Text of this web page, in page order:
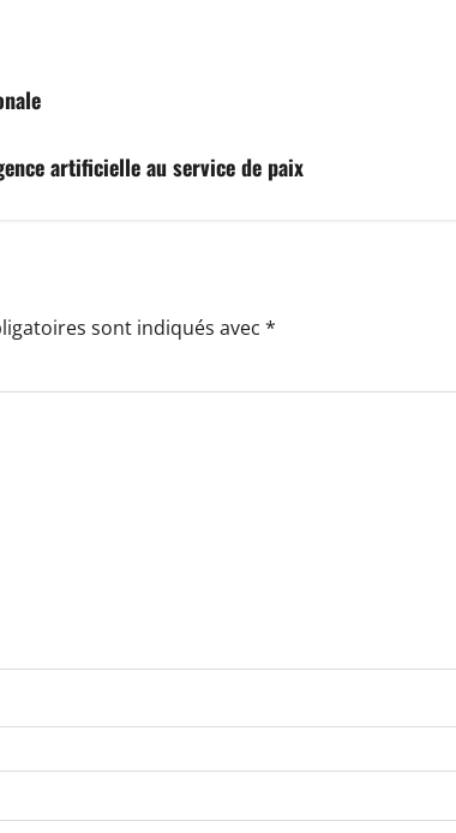
artificielle au service de paix
sont indiqués avec *